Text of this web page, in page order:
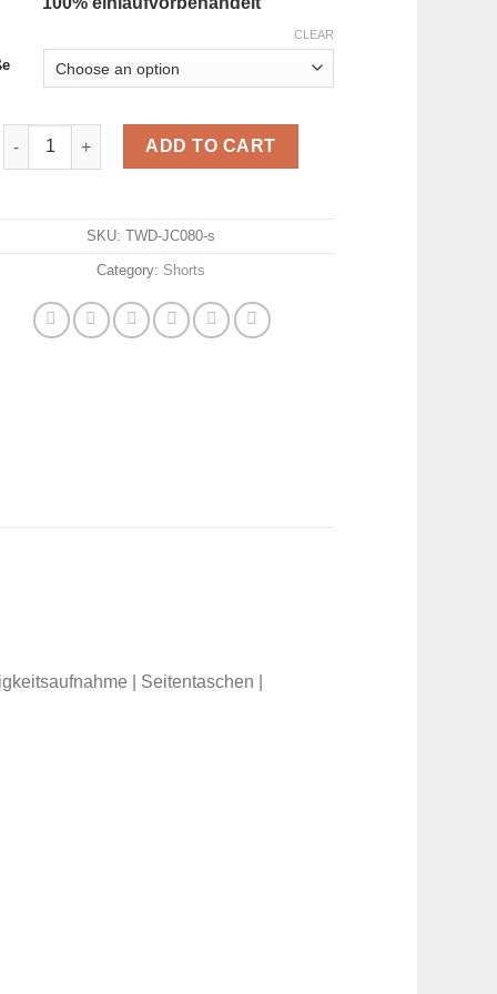
CLEAR
Cool Shorts schwarz quantity
ADD TO CART
SKU: TWD-JC080-s
Category: Shorts
| Seitentaschen |